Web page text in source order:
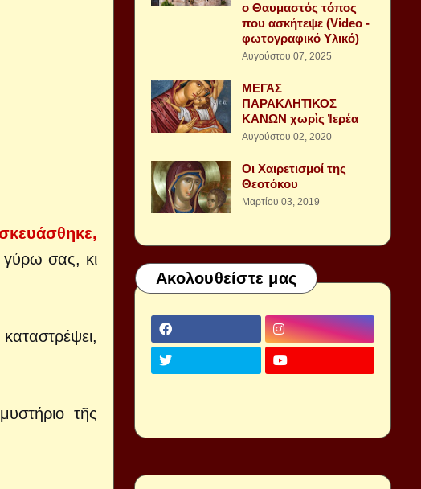
γύρω σας, κι
τῆς
ο Θαυμαστός τόπος
που ασκήτεψε (Video -
φωτογραφικό Υλικό)
Αυγούστου 07, 2025
ΜΕΓΑΣ
ΠΑΡΑΚΛΗΤΙΚΟΣ
ΚΑΝΩΝ χωρὶς Ἱερέα
Αυγούστου 02, 2020
Οι Χαιρετισμοί της
Θεοτόκου
Μαρτίου 03, 2019
Ακολουθείστε μας